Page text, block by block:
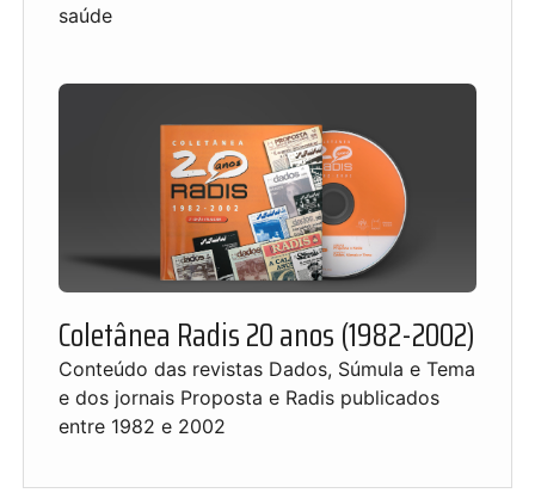
saúde
Coletânea Radis 20 anos (1982-2002)
Conteúdo das revistas Dados, Súmula e Tema
e dos jornais Proposta e Radis publicados
entre 1982 e 2002